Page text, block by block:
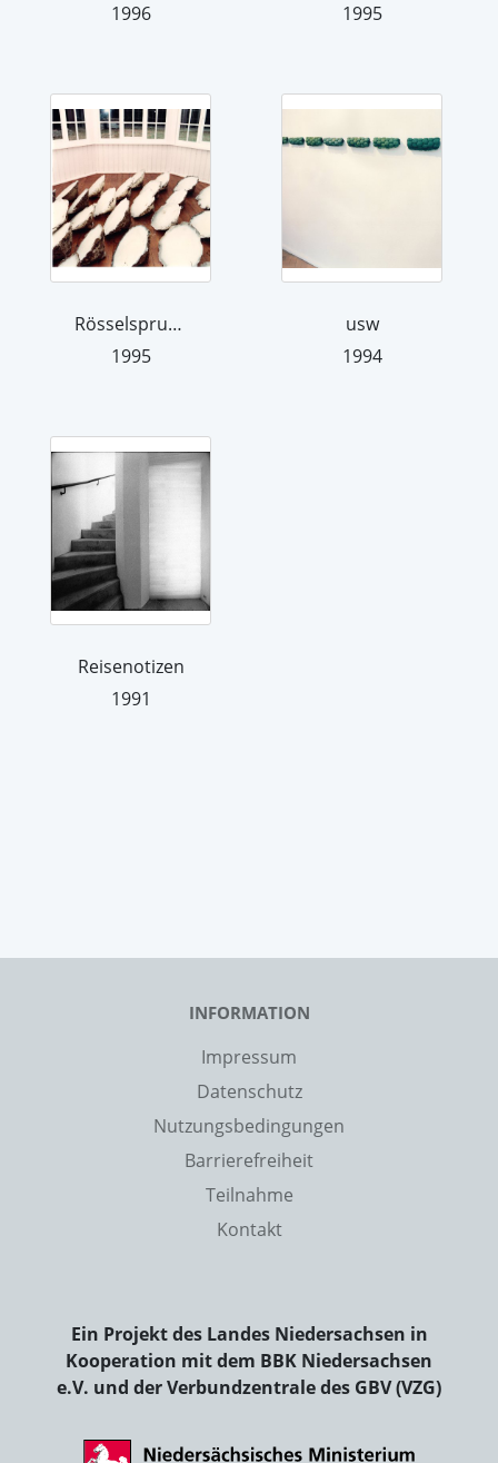
1996
1995
Rösselsprung
1995
usw
1994
Reisenotizen
1991
INFORMATION
Impressum
Datenschutz
Nutzungsbedingungen
Barrierefreiheit
Teilnahme
Kontakt
Ein Projekt des Landes Niedersachsen in
Kooperation mit dem BBK Niedersachsen
e.V. und der Verbundzentrale des GBV (VZG)